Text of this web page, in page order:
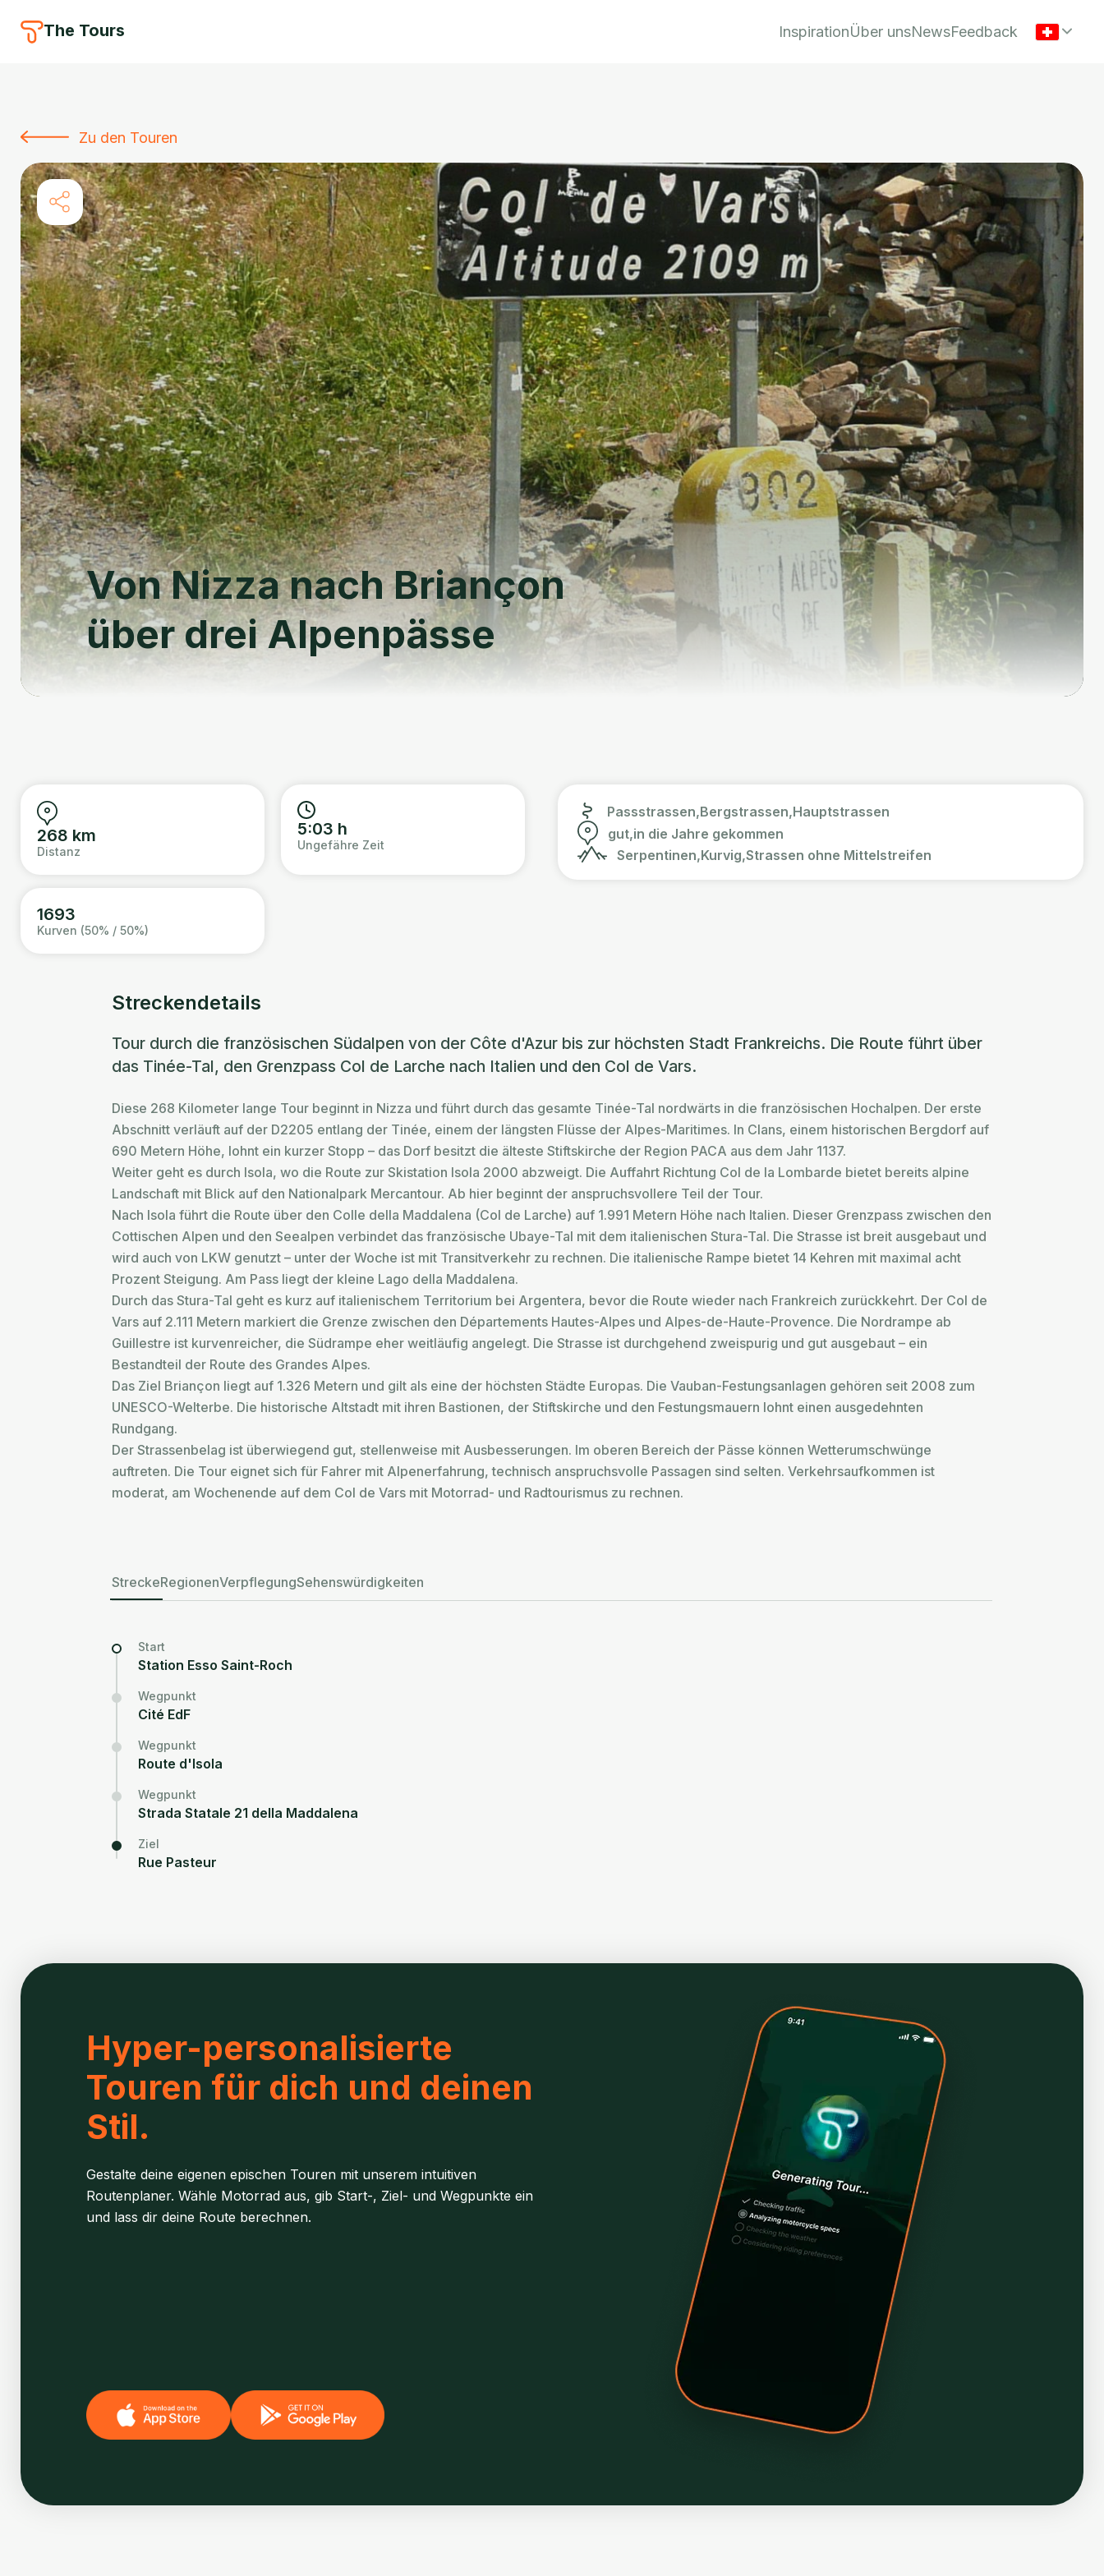
The Tours InspirationÜber unsNewsFeedback
Zu den Touren
Von Nizza nach Briançon
über drei Alpenpässe
268 km
Distanz
5:03 h
Ungefähre Zeit
1693
Kurven (50% / 50%)
Passstrassen,Bergstrassen,Hauptstrassen
gut,in die Jahre gekommen
Serpentinen,Kurvig,Strassen ohne Mittelstreifen
Streckendetails
Tour durch die französischen Südalpen von der Côte d'Azur bis zur höchsten Stadt Frankreichs. Die Route führt über
das Tinée-Tal, den Grenzpass Col de Larche nach Italien und den Col de Vars.
Diese 268 Kilometer lange Tour beginnt in Nizza und führt durch das gesamte Tinée-Tal nordwärts in die französischen Hochalpen. Der erste
Abschnitt verläuft auf der D2205 entlang der Tinée, einem der längsten Flüsse der Alpes-Maritimes. In Clans, einem historischen Bergdorf auf
690 Metern Höhe, lohnt ein kurzer Stopp – das Dorf besitzt die älteste Stiftskirche der Region PACA aus dem Jahr 1137.
Weiter geht es durch Isola, wo die Route zur Skistation Isola 2000 abzweigt. Die Auffahrt Richtung Col de la Lombarde bietet bereits alpine
Landschaft mit Blick auf den Nationalpark Mercantour. Ab hier beginnt der anspruchsvollere Teil der Tour.
Nach Isola führt die Route über den Colle della Maddalena (Col de Larche) auf 1.991 Metern Höhe nach Italien. Dieser Grenzpass zwischen den
Cottischen Alpen und den Seealpen verbindet das französische Ubaye-Tal mit dem italienischen Stura-Tal. Die Strasse ist breit ausgebaut und
wird auch von LKW genutzt – unter der Woche ist mit Transitverkehr zu rechnen. Die italienische Rampe bietet 14 Kehren mit maximal acht
Prozent Steigung. Am Pass liegt der kleine Lago della Maddalena.
Durch das Stura-Tal geht es kurz auf italienischem Territorium bei Argentera, bevor die Route wieder nach Frankreich zurückkehrt. Der Col de
Vars auf 2.111 Metern markiert die Grenze zwischen den Départements Hautes-Alpes und Alpes-de-Haute-Provence. Die Nordrampe ab
Guillestre ist kurvenreicher, die Südrampe eher weitläufig angelegt. Die Strasse ist durchgehend zweispurig und gut ausgebaut – ein
Bestandteil der Route des Grandes Alpes.
Das Ziel Briançon liegt auf 1.326 Metern und gilt als eine der höchsten Städte Europas. Die Vauban-Festungsanlagen gehören seit 2008 zum
UNESCO-Welterbe. Die historische Altstadt mit ihren Bastionen, der Stiftskirche und den Festungsmauern lohnt einen ausgedehnten
Rundgang.
Der Strassenbelag ist überwiegend gut, stellenweise mit Ausbesserungen. Im oberen Bereich der Pässe können Wetterumschwünge
auftreten. Die Tour eignet sich für Fahrer mit Alpenerfahrung, technisch anspruchsvolle Passagen sind selten. Verkehrsaufkommen ist
moderat, am Wochenende auf dem Col de Vars mit Motorrad- und Radtourismus zu rechnen.
StreckeRegionenVerpflegungSehenswürdigkeiten
Start
Station Esso Saint-Roch
Wegpunkt
Cité EdF
Wegpunkt
Route d'Isola
Wegpunkt
Strada Statale 21 della Maddalena
Ziel
Rue Pasteur
Hyper-personalisierte
Touren für dich und deinen
Stil.
Gestalte deine eigenen epischen Touren mit unserem intuitiven
Routenplaner. Wähle Motorrad aus, gib Start-, Ziel- und Wegpunkte ein
und lass dir deine Route berechnen.